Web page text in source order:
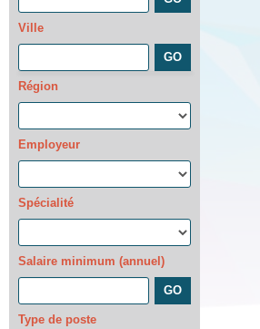
Ville
Région
Employeur
Spécialité
Salaire minimum (annuel)
Type de poste